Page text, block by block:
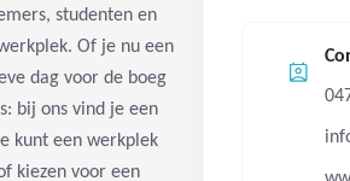
studenten en
Of je nu een
dag voor de boeg
bij ons vind je een
kunt een werkplek
kiezen voor een